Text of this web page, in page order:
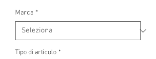
Marca *
Tipo di articolo *